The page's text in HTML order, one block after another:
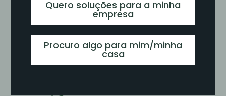
Que tipo de Soluções se
Enquadram?
Quero soluções para a minha
empresa
Procuro algo para mim/minha
casa